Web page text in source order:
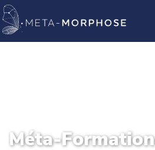
Méta-Formation